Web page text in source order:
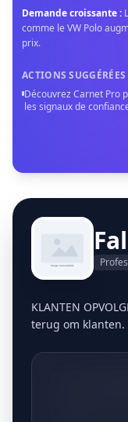
Demande croissante:
comme le VW Polo
prix.
ACTIONS SUGGÉRÉES
Découvrez Carnet Pro
les signaux de
KLANTEN
terug om
manier. Vandaag